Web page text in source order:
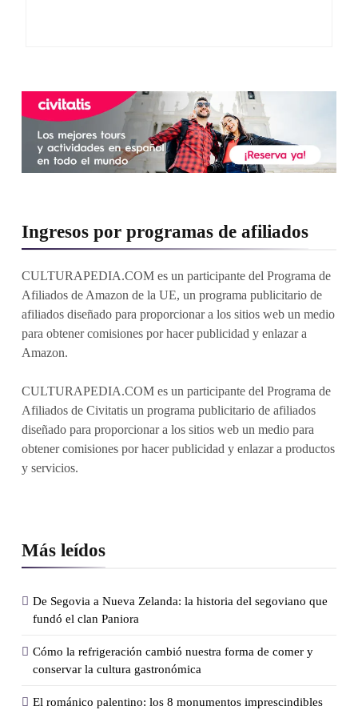
Ingresos por programas de afiliados
CULTURAPEDIA.COM es un participante del Programa de
Afiliados de Amazon de la UE, un programa publicitario de
afiliados diseñado para proporcionar a los sitios web un medio
para obtener comisiones por hacer publicidad y enlazar a
Amazon.
CULTURAPEDIA.COM es un participante del Programa de
Afiliados de Civitatis un programa publicitario de afiliados
diseñado para proporcionar a los sitios web un medio para
obtener comisiones por hacer publicidad y enlazar a productos
y servicios.
Más leídos
De Segovia a Nueva Zelanda: la historia del segoviano que
fundó el clan Paniora
Cómo la refrigeración cambió nuestra forma de comer y
conservar la cultura gastronómica
El románico palentino: los 8 monumentos imprescindibles